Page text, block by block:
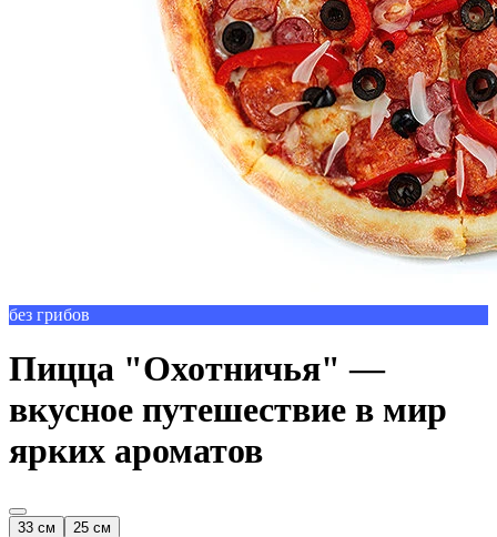
без грибов
Пицца "Охотничья" —
вкусное путешествие в мир
ярких ароматов
33 см 25 см